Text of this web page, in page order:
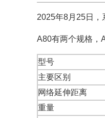
2025年8月25日，
A80有两个规格，
型号
主要区别
网络延伸距离
重量